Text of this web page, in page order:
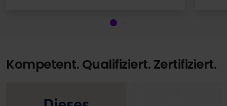
Kompetent. Qualifiziert. Zertifiziert.